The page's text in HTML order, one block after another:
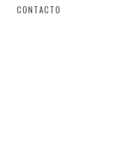
CONTACTO